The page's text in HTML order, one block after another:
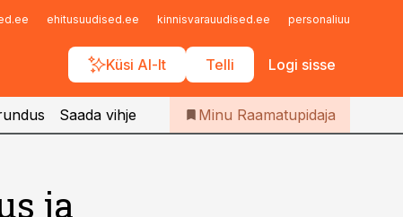
ehitusuudised.ee kinnisvarauudised.ee personaliuudised.ee
Küsi AI-lt Telli Logi sisse
Iseteenindus
Telli Raamatupidaja
Saada vihje Minu Raamatupidaja
ja